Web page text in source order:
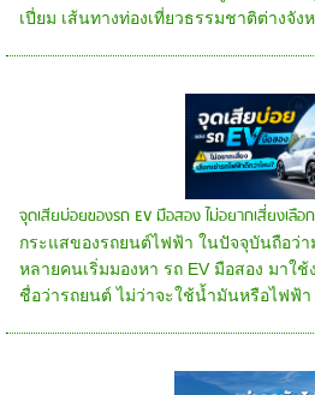
เปี่ยม เส้นทางท่องเที่ยวธรรมชาติต่างจัง
จุดเสียบ่อยของรถ EV มือสอง ไม่อยากเสี่ยงเลือ
กระแสของรถยนต์ไฟฟ้า ในปัจจุบันถือว่
หลายคนเริ่มมองหา รถ EV มือสอง มาใ
ชื่อว่ารถยนต์ ไม่ว่าจะใช้น้ำมันหรือไฟฟ้า